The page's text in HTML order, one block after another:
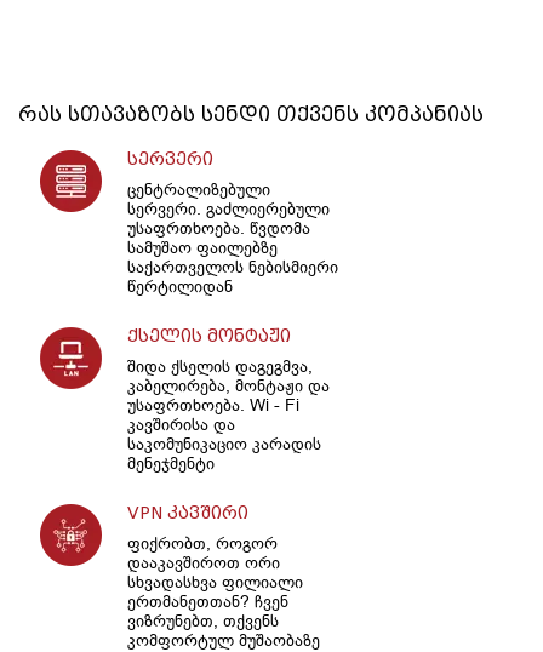
რას სთავაზობს სენდი თქვენს კომპანიას
სერვერი
ცენტრალიზებული
სერვერი. გაძლიერებული
უსაფრთხოება. წვდომა
სამუშაო ფაილებზე
საქართველოს ნებისმიერი
წერტილიდან
ქსელის მონტაჟი
შიდა ქსელის დაგეგმვა,
კაბელირება, მონტაჟი და
უსაფრთხოება. Wi - Fi
კავშირისა და
საკომუნიკაციო კარადის
მენეჯმენტი
VPN კავშირი
ფიქრობთ, როგორ
დააკავშიროთ ორი
სხვადასხვა ფილიალი
ერთმანეთთან? ჩვენ
ვიზრუნებთ, თქვენს
კომფორტულ მუშაობაზე